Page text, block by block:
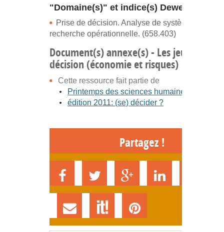
"Domaine(s)" et indice(s) Dewey
Prise de décision. Analyse de systèmes,
recherche opérationnelle. (658.403)
Document(s) annexe(s) - Les jeux de la
décision (économie et risques)
Cette ressource fait partie de
Printemps des sciences humaines et
édition 2011: (se) décider ?
Partagez !